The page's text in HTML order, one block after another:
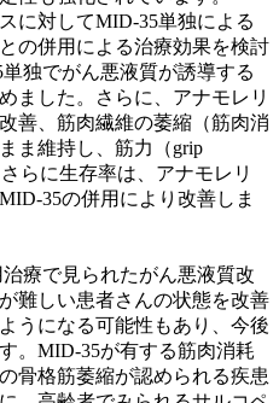
に対してMID-35単独による
の併用による治療効果を検討
独でがん悪液質が誘導する
ました。さらに、アナモレリ
善、筋肉繊維の萎縮（筋肉消
ま維持し、筋力（grip
らに生存率は、アナモレリ
35の併用により改善しま
療で見られたがん悪液質改
難しい患者さんの状態を改善
うになる可能性もあり、今後
。MID-35が有する筋肉消耗
骨格筋萎縮が認められる疾患